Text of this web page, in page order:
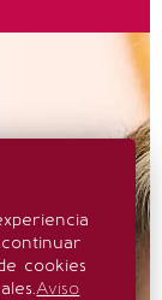
cookies
Aviso